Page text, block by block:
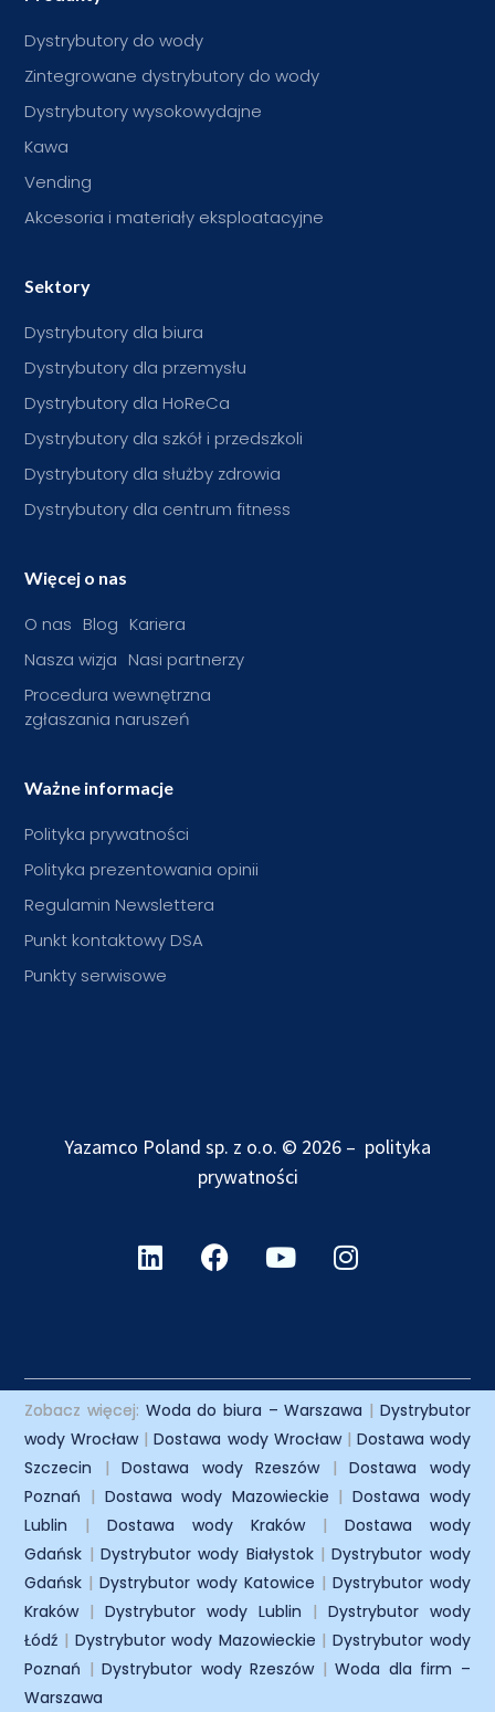
Dystrybutory do wody
Zintegrowane dystrybutory do wody
Dystrybutory wysokowydajne
Kawa
Vending
Akcesoria i materiały eksploatacyjne
Sektory
Dystrybutory dla biura
Dystrybutory dla przemysłu
Dystrybutory dla HoReCa
Dystrybutory dla szkół i przedszkoli
Dystrybutory dla służby zdrowia
Dystrybutory dla centrum fitness
Więcej o nas
O nas Blog Kariera
Nasza wizja Nasi partnerzy
Procedura wewnętrzna
zgłaszania naruszeń
Ważne informacje
Polityka prywatności
Polityka prezentowania opinii
Regulamin Newslettera
Punkt kontaktowy DSA
Punkty serwisowe
Yazamco Poland sp. z o.o. © 2026 – polityka
prywatności
Zobacz więcej: Woda do biura – Warszawa | Dystrybutor
wody Wrocław|Dostawa wody Wrocław| Dostawa wody
Szczecin |Dostawa wody Rzeszów|Dostawa wody
Poznań | Dostawa wody Mazowieckie |Dostawa wody
Lublin |Dostawa wody Kraków| Dostawa wody
Gdańsk |Dystrybutor wody Białystok|Dystrybutor wody
Gdańsk |Dystrybutor wody Katowice | Dystrybutor wody
Kraków|Dystrybutor wody Lublin | Dystrybutor wody
Łódź | Dystrybutor wody Mazowieckie |Dystrybutor wody
Poznań |Dystrybutor wody Rzeszów|Woda dla firm –
Warszawa